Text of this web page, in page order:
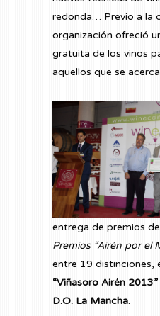
redonda… Previo a la
organización ofreció
gratuita de los vinos
aquellos que se
entrega de premios
Premios “Airén por el
entre 19 distinciones,
“Viñasoro Airén 2013”
D.O. La Mancha.